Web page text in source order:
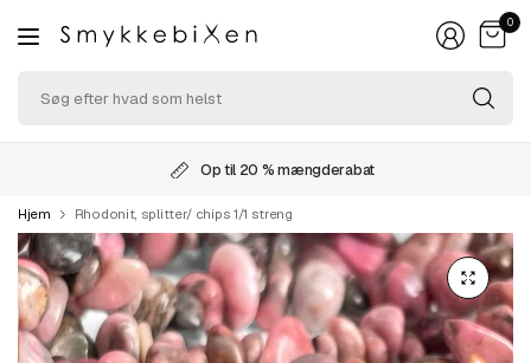
0
Op til 20 % mængderabat
Hjem Rhodonit, splitter/ chips 1/1 streng